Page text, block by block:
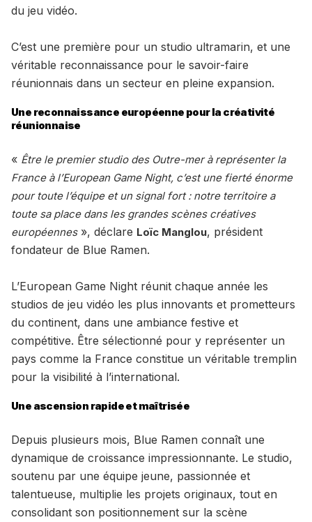
du jeu vidéo.
C’est une première pour un studio ultramarin, et une
véritable reconnaissance pour le savoir-faire
réunionnais dans un secteur en pleine expansion.
Une reconnaissance européenne pour la créativité
réunionnaise
« Être le premier studio des Outre-mer à représenter la
France à l’European Game Night, c’est une fierté énorme
pour toute l’équipe et un signal fort : notre territoire a
toute sa place dans les grandes scènes créatives
européennes», déclare Loïc Manglou, président
fondateur de Blue Ramen.
L’European Game Night réunit chaque année les
studios de jeu vidéo les plus innovants et prometteurs
du continent, dans une ambiance festive et
compétitive. Être sélectionné pour y représenter un
pays comme la France constitue un véritable tremplin
pour la visibilité à l’international.
Une ascension rapide et maîtrisée
Depuis plusieurs mois, Blue Ramen connaît une
dynamique de croissance impressionnante. Le studio,
soutenu par une équipe jeune, passionnée et
talentueuse, multiplie les projets originaux, tout en
consolidant son positionnement sur la scène